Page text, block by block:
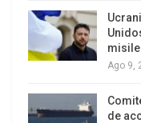
25% en el 2008 a
Si no se da el
resultados serán
muy claro:
Ago 9,
de